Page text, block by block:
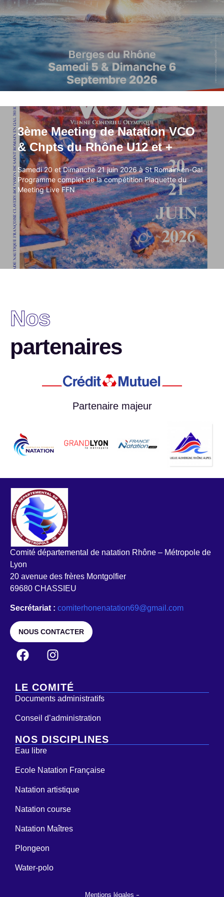
3ème Meeting de Natation VCO
& Chpts du Rhône U12 et +
Samedi 20 et Dimanche 21 juin 2026 à St Romain-en-Gal
Programme complet de la compétition Plaquette du
Meeting Live FFN
3ème Meeting de Natation VCO
& Chpts du Rhône U12 et +
Samedi 20 et Dimanche 21 juin 2026 à St Romain-en-Gal
Programme complet de la compétition Plaquette du
Meeting Live FFN
Nos
partenaires
Partenaire majeur
Comité départemental de natation Rhône – Métropole de
Lyon
20 avenue des frères Montgolfier
69680 CHASSIEU
Secrétariat : comiterhonenatation69@gmail.com
NOUS CONTACTER
LE COMITÉ
Documents administratifs
Conseil d’administration
NOS DISCIPLINES
Eau libre
Ecole Natation Française
Natation artistique
Natation course
Natation Maîtres
Plongeon
Water-polo
Mentions légales